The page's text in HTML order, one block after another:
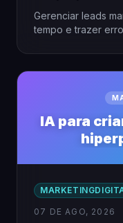
Gerenciar leads
tempo e trazer
IA para
07 DE AGO, 2026